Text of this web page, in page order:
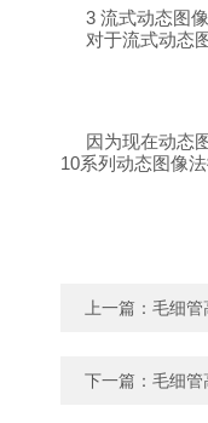
3 流式动态图
对于流式动态
因为现在动态
10系列动态图像
上一篇： 毛细管
下一篇： 毛细管